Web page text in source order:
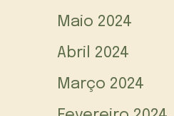
Maio 2024
Abril 2024
Março 2024